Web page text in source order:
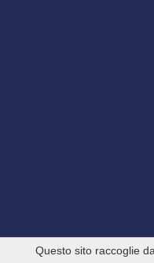
Questo sito raccoglie